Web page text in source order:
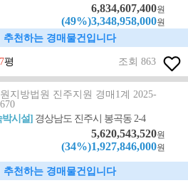
6,834,607,400원
(49%)3,348,958,000원
추천하는 경매물건입니다
평 조회 863
지방법원 진주지원 경매1계 2025-
박시설] 경상남도 진주시 봉곡동 2-4
5,620,543,520원
(34%)1,927,846,000원
추천하는 경매물건입니다